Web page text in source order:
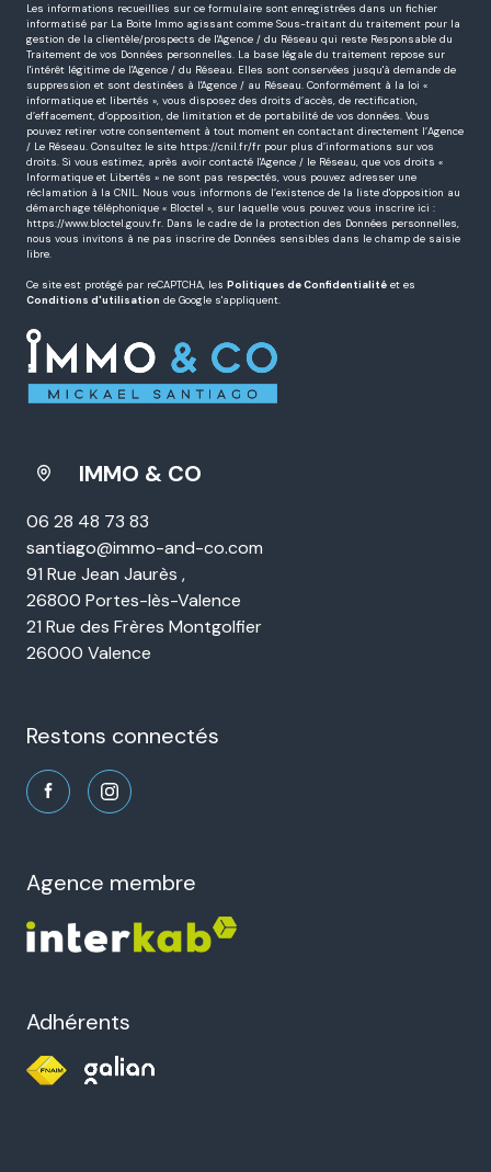
Les informations recueillies sur ce formulaire sont enregistrées dans un fichier
informatisé par La Boite Immo agissant comme Sous-traitant du traitement pour la
gestion de la clientèle/prospects de l'Agence / du Réseau qui reste Responsable du
Traitement de vos Données personnelles. La base légale du traitement repose sur
l'intérêt légitime de l'Agence / du Réseau. Elles sont conservées jusqu'à demande de
suppression et sont destinées à l'Agence / au Réseau. Conformément à la loi «
informatique et libertés », vous disposez des droits d’accès, de rectification,
d’effacement, d’opposition, de limitation et de portabilité de vos données. Vous
pouvez retirer votre consentement à tout moment en contactant directement l’Agence
/ Le Réseau. Consultez le site https://cnil.fr/fr pour plus d’informations sur vos
droits. Si vous estimez, après avoir contacté l'Agence / le Réseau, que vos droits «
Informatique et Libertés » ne sont pas respectés, vous pouvez adresser une
réclamation à la CNIL. Nous vous informons de l’existence de la liste d'opposition au
démarchage téléphonique « Bloctel », sur laquelle vous pouvez vous inscrire ici :
https://www.bloctel.gouv.fr. Dans le cadre de la protection des Données personnelles,
nous vous invitons à ne pas inscrire de Données sensibles dans le champ de saisie
libre.
Ce site est protégé par reCAPTCHA, les Politiques de Confidentialité et es
Conditions d'utilisation de Google s'appliquent.
IMMO & CO
06 28 48 73 83
santiago@immo-and-co.com
91 Rue Jean Jaurès ,
26800 Portes-lès-Valence
21 Rue des Frères Montgolfier
26000 Valence
restons connectés
agence membre
Adhérents